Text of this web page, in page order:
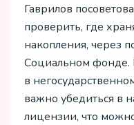
Гаврилов
проверить, где
накопления, через
Социальном фонде.
в
важно убедиться в
лицензии, что